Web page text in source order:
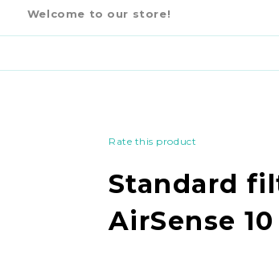
Welcome to our store!
-25% €6.00 11.73 BGN
Rate this product
Standard
AirSense